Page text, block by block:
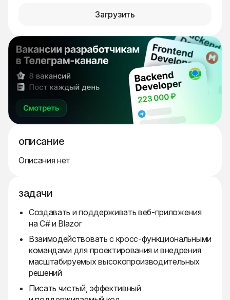
Загрузить
описание
Описания нет
задачи
Создавать и поддерживать веб-приложения
на C# и Blazor
Взаимодействовать с кросс-функциональными
командами для проектирования и внедрения
масштабируемых высокопроизводительных
решений
Писать чистый, эффективный